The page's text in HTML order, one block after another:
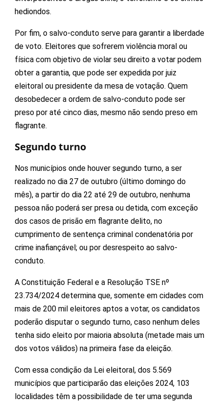
hediondos.
Por fim, o salvo-conduto serve para garantir a liberdade
de voto. Eleitores que sofrerem violência moral ou
física com objetivo de violar seu direito a votar podem
obter a garantia, que pode ser expedida por juiz
eleitoral ou presidente da mesa de votação. Quem
desobedecer a ordem de salvo-conduto pode ser
preso por até cinco dias, mesmo não sendo preso em
flagrante.
Segundo turno
Nos municípios onde houver segundo turno, a ser
realizado no dia 27 de outubro (último domingo do
mês), a partir do dia 22 até 29 de outubro, nenhuma
pessoa não poderá ser presa ou detida, com exceção
dos casos de prisão em flagrante delito, no
cumprimento de sentença criminal condenatória por
crime inafiançável; ou por desrespeito ao salvo-
conduto.
A Constituição Federal e a Resolução TSE nº
23.734/2024 determina que, somente em cidades com
mais de 200 mil eleitores aptos a votar, os candidatos
poderão disputar o segundo turno, caso nenhum deles
tenha sido eleito por maioria absoluta (metade mais um
dos votos válidos) na primeira fase da eleição.
Com essa condição da Lei eleitoral, dos 5.569
municípios que participarão das eleições 2024, 103
localidades têm a possibilidade de ter uma segunda